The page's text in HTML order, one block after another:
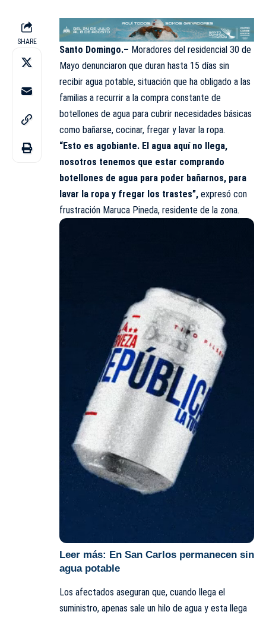
SHARE
Santo Domingo.– Moradores del residencial 30 de
Mayo denunciaron que duran hasta 15 días sin
recibir agua potable, situación que ha obligado a las
familias a recurrir a la compra constante de
botellones de agua para cubrir necesidades básicas
como bañarse, cocinar, fregar y lavar la ropa.
“Esto es agobiante. El agua aquí no llega,
nosotros tenemos que estar comprando
botellones de agua para poder bañarnos, para
lavar la ropa y fregar los trastes”, expresó con
frustración Maruca Pineda, residente de la zona.
Leer más: En San Carlos permanecen sin
agua potable
Los afectados aseguran que, cuando llega el
suministro, apenas sale un hilo de agua y esta llega